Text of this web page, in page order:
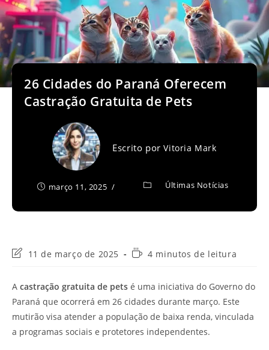
26 Cidades do Paraná Oferecem
Castração Gratuita de Pets
Escrito porVitoria Mark
março 11, 2025 Últimas Notícias
Última
post:
11 de março de 2025
Tempo4 minutos de leitura
A castração gratuita de pets é uma iniciativa do Governo do
Paraná que ocorrerá em 26 cidades durante março. Este
mutirão visa atender a população de baixa renda, vinculada
a programas sociais e protetores independentes.